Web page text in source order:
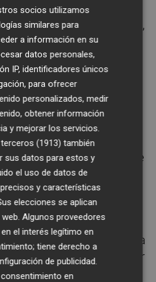
Marián Cano
y él,
piden en el
activación de la clausula
debe reclamar el
a Bruselas".
le han pedido que para
que empezará en
esté vigilante, cosa que
que desde el primer
el cumplimiento de
la Comunitat Valenciana
por el Gobierno y por
la activación de estas
socios utilizamos
similares para
a información en su
datos personales,
IP, identificadores únicos
para ofrecer
personalizados, medir
obtener información
y mejorar los servicios.
(1913) también
sus datos para estos y
el uso de datos de
y características
elecciones se aplican
Algunos proveedores
el interés legítimo en
tiene derecho a
de publicidad
en